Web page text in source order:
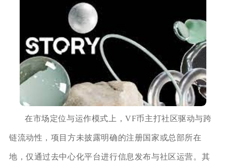
在市场定位与运作模式上，VF币主打社区驱动与跨
链流动性，项目方未披露明确的注册国家或总部所在
地，仅通过去中心化平台进行信息发布与社区运营。其